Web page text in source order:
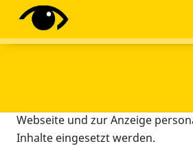
Diese Webseite setzt
Tracking-Tools ein. Dies
Webseite und zur Anzeige
Inhalte eingesetzt werden.